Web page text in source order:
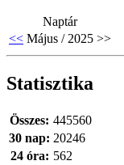
Naptár
<< Május / 2025 >>
Statisztika
Összes: 445560
30 nap: 20246
24 óra: 562